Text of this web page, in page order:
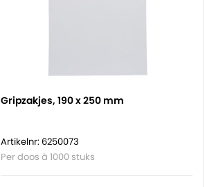
Gripzakjes, 190 x 250 mm
Artikelnr: 6250073
Per doos à 1000 stuks